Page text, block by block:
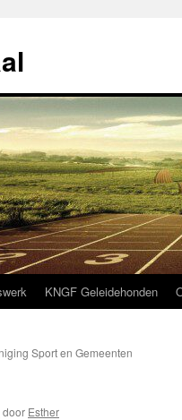
KNGF Geleidehonden
Sport en Gemeenten
door Esther